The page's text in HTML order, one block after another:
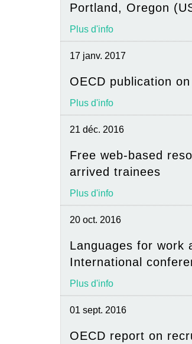
Portland, Oregon
Plus d'info
17 janv. 2017
OECD publication
Plus d'info
21 déc. 2016
Free web-based
arrived trainees
Plus d'info
20 oct. 2016
Languages for work
International
Plus d'info
01 sept. 2016
OECD report on